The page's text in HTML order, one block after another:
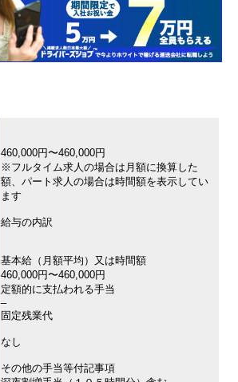
460,000円〜460,000円
※フルタイム求人の場合は月額に換算した
額、パート求人の場合は時間額を表示してい
ます
給与の内訳
基本給（月額平均）又は時間額
460,000円〜460,000円
定額的に支払われる手当
–
固定残業代
なし
その他の手当等付記事項